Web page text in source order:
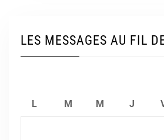
LES MESSAGES AU FIL
L M M J